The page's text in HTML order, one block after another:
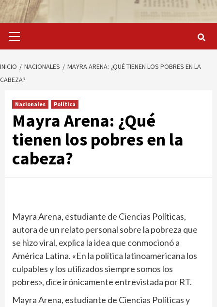
primario
INICIO NACIONALES
MAYRA ARENA: ¿QUÉ TIENEN LOS POBRES EN LA
CABEZA?
Nacionales Política
Mayra Arena: ¿Qué
tienen los pobres en la
cabeza?
Mayra Arena, estudiante de Ciencias Políticas,
autora de un relato personal sobre la pobreza que
se hizo viral, explica la idea que conmocionó a
América Latina. «En la política latinoamericana los
culpables y los utilizados siempre somos los
pobres», dice irónicamente entrevistada por RT.
Mayra Arena, estudiante de Ciencias Políticas y